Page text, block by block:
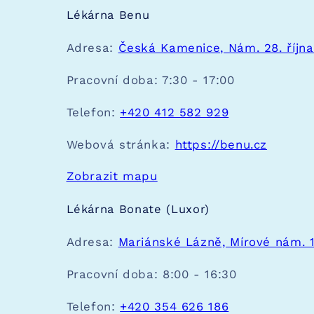
Lékárna Benu
Adresa: Česká Kamenice, Nám. 28. října
Pracovní doba: 7:30 - 17:00
Telefon: +420 412 582 929
Webová stránka: https://benu.cz
Zobrazit mapu
Lékárna Bonate (Luxor)
Adresa: Mariánské Lázně, Mírové nám.
Pracovní doba: 8:00 - 16:30
Telefon: +420 354 626 186